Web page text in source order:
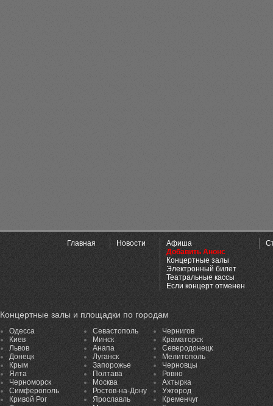
Главная Новости
Афиша
Добавить Анонс
Концертные залы
Электронный билет
Театральные кассы
Если концерт отменен
Концертные залы и площадки по городам
Одесса
Киев
Львов
Донецк
Крым
Ялта
Черноморск
Симферополь
Кривой Рог
Севастополь
Минск
Анапа
Луганск
Запорожье
Полтава
Москва
Ростов-на-Дону
Ярославль
Чернигов
Краматорск
Северодонецк
Мелитополь
Черновцы
Ровно
Ахтырка
Ужгород
Кременчуг